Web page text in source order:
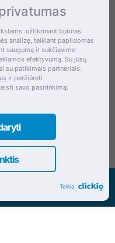
užtikrinant būtinas
analizę, teikiant papildomas
saugumą ir sukčiavimo
efektyvumą. Su jūsų
su patikimais partneriais.
ir peržiūrėti
savo pasirinkimą.
Teikia